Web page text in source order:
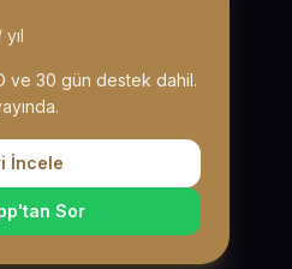
ve 30 gün destek dahil.
İncele
Sor